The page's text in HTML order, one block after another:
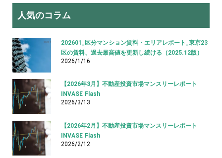
人気のコラム
202601_区分マンション賃料・エリアレポート_東京23
区の賃料、過去最高値を更新し続ける（2025.12版）
2026/1/16
【2026年3月】不動産投資市場マンスリーレポート
INVASE Flash
2026/3/13
【2026年2月】不動産投資市場マンスリーレポート
INVASE Flash
2026/2/12